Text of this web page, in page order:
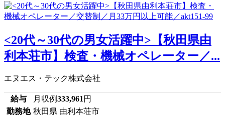
<20代～30代の男女活躍中>【秋田県由
利本荘市】検査・機械オペレーター／...
エヌエス・テック株式会社
給与 月収例333,961円
勤務地 秋田県 由利本荘市